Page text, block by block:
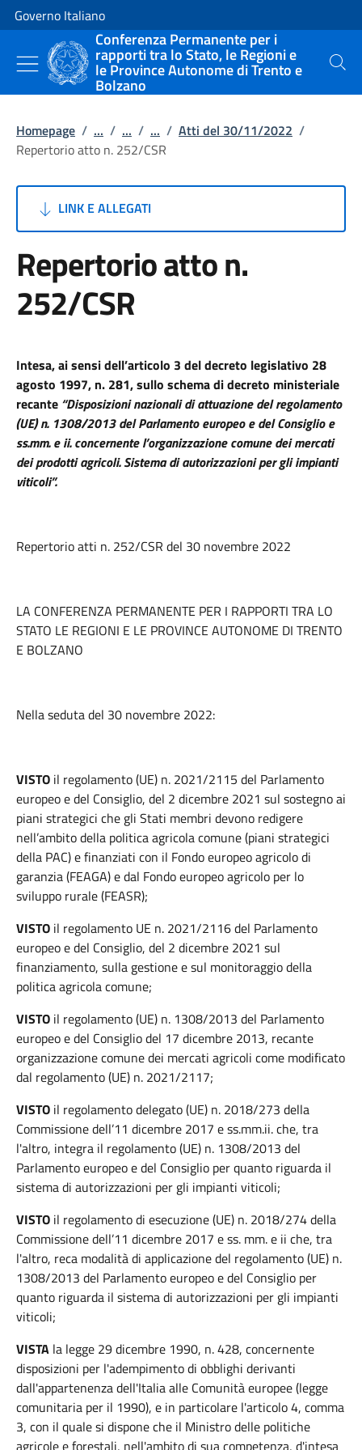
Vai al contenuto
Vai alla navigazione del sito
Governo Italiano
Conferenza Permanente per i
rapporti tra lo Stato, le Regioni e
le Province Autonome di Trento e
Bolzano
Cerca
Homepage / ... / ... / ... / Atti del 30/11/2022 /
Repertorio atto n. 252/CSR
LINK E ALLEGATI
Repertorio atto n.
252/CSR
Intesa, ai sensi dell’articolo 3 del decreto legislativo 28
agosto 1997, n. 281, sullo schema di decreto ministeriale
recante “Disposizioni nazionali di attuazione del regolamento
(UE) n. 1308/2013 del Parlamento europeo e del Consiglio e
ss.mm. e ii. concernente l’organizzazione comune dei mercati
dei prodotti agricoli. Sistema di autorizzazioni per gli impianti
viticoli”.
Repertorio atti n. 252/CSR del 30 novembre 2022
LA CONFERENZA PERMANENTE PER I RAPPORTI TRA LO
STATO LE REGIONI E LE PROVINCE AUTONOME DI TRENTO
E BOLZANO
Nella seduta del 30 novembre 2022:
VISTO il regolamento (UE) n. 2021/2115 del Parlamento
europeo e del Consiglio, del 2 dicembre 2021 sul sostegno ai
piani strategici che gli Stati membri devono redigere
nell’ambito della politica agricola comune (piani strategici
della PAC) e finanziati con il Fondo europeo agricolo di
garanzia (FEAGA) e dal Fondo europeo agricolo per lo
sviluppo rurale (FEASR);
VISTO il regolamento UE n. 2021/2116 del Parlamento
europeo e del Consiglio, del 2 dicembre 2021 sul
finanziamento, sulla gestione e sul monitoraggio della
politica agricola comune;
VISTO il regolamento (UE) n. 1308/2013 del Parlamento
europeo e del Consiglio del 17 dicembre 2013, recante
organizzazione comune dei mercati agricoli come modificato
dal regolamento (UE) n. 2021/2117;
VISTO il regolamento delegato (UE) n. 2018/273 della
Commissione dell’11 dicembre 2017 e ss.mm.ii. che, tra
l'altro, integra il regolamento (UE) n. 1308/2013 del
Parlamento europeo e del Consiglio per quanto riguarda il
sistema di autorizzazioni per gli impianti viticoli;
VISTO il regolamento di esecuzione (UE) n. 2018/274 della
Commissione dell’11 dicembre 2017 e ss. mm. e ii che, tra
l'altro, reca modalità di applicazione del regolamento (UE) n.
1308/2013 del Parlamento europeo e del Consiglio per
quanto riguarda il sistema di autorizzazioni per gli impianti
viticoli;
VISTA la legge 29 dicembre 1990, n. 428, concernente
disposizioni per l'adempimento di obblighi derivanti
dall'appartenenza dell'Italia alle Comunità europee (legge
comunitaria per il 1990), e in particolare l'articolo 4, comma
3, con il quale si dispone che il Ministro delle politiche
agricole e forestali, nell'ambito di sua competenza, d'intesa